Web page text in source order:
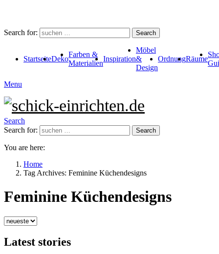
Search for: Search
StartseiteDeko
Farben &
Materialien
Inspiration
Möbel
&
Design
OrdnungRäume
Menu
Search
Search for:
Search
You are here:
Home
Tag Archives: Feminine Küchendesigns
Feminine Küchendesigns
Latest stories